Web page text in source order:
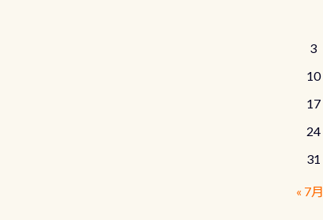
3
10
17
24
31
« 7月